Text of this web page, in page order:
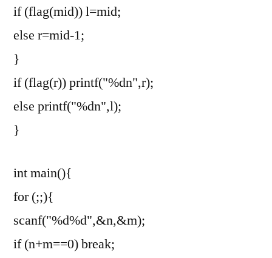
if (flag(mid)) l=mid;
else r=mid-1;
}
if (flag(r)) printf("%dn",r);
else printf("%dn",l);
}
int main(){
for (;;){
scanf("%d%d",&n,&m);
if (n+m==0) break;